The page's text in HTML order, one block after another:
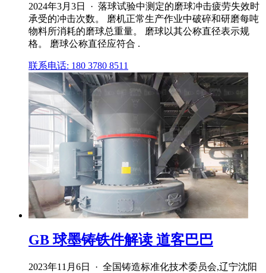
2024年3月3日 · 落球试验中测定的磨球冲击疲劳失效时
承受的冲击次数。 磨机正常生产作业中破碎和研磨每吨
物料所消耗的磨球总重量。 磨球以其公称直径表示规
格。 磨球公称直径应符合 .
联系电话: 180 3780 8511
GB 球墨铸铁件解读 道客巴巴
2023年11月6日 · 全国铸造标准化技术委员会,辽宁沈阳